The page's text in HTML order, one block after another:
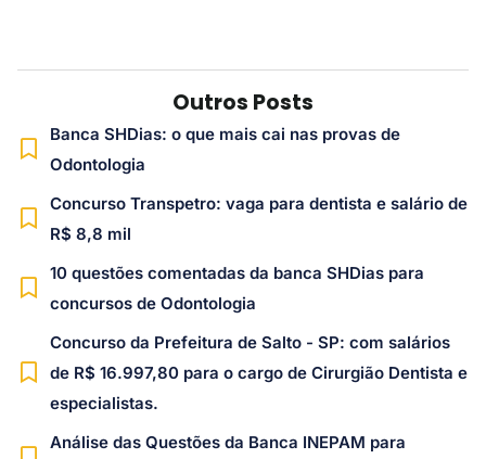
Outros Posts
Banca SHDias: o que mais cai nas provas de
Odontologia
Concurso Transpetro: vaga para dentista e salário de
R$ 8,8 mil
10 questões comentadas da banca SHDias para
concursos de Odontologia
Concurso da Prefeitura de Salto - SP: com salários
de R$ 16.997,80 para o cargo de Cirurgião Dentista e
especialistas.
Análise das Questões da Banca INEPAM para